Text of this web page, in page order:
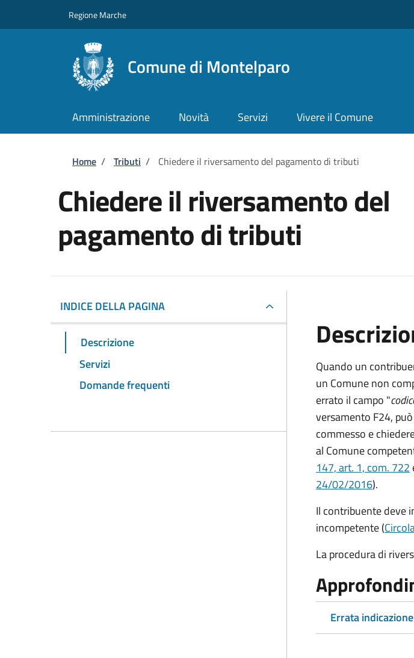
Regione Marche
Comune di Montelparo
Amministrazione Novità Servizi Vivere il Comune
Briciole di pane
Home / Tributi / Chiedere il riversamento del pagamento di tributi
Chiedere il riversamento del
pagamento di tributi
INDICE DELLA PAGINA
Descrizione
Servizi
Domande frequenti
Quando un
un Comune non
errato il campo "
versamento F24,
commesso e
al Comune
147, art. 1, com. 722
24/02/2016).
Il contribuente deve
incompetente (
La procedura di
Errata